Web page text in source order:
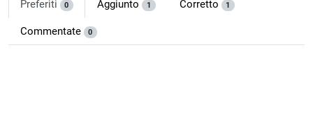
Preferiti 0 Aggiunto 1 Corretto 1
Commentate 0